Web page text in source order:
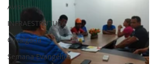
Aviso
INFRAESTRUTURA
Cavalgada
Semana Evangélica